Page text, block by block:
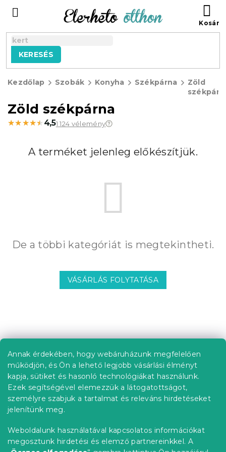
Annak érdekében, hogy webáruházunk megfelelően
működjön, és Ön a lehető legjobb vásárlási élményt
kapja, sütiket és hasonló technológiákat használunk.
Ezek segítségével elemezzük a látogatottságot,
személyre szabjuk a tartalmat és releváns hirdetéseket
jelenítünk meg.
Weboldalunk használatával kapcsolatos információkat
megosztunk hirdetési és elemző partnereinkkel. A
tartalomhoz
KERESÉS
Kezdőlap Szobák Konyha Székpárna
Zöld
Zöld székpárna
★★★★★
★★★★★ 4,51 124 vélemény
A terméket jelenleg előkészítjük.
De a többi kategóriát is megtekintheti.
VÁSÁRLÁS FOLYTATÁSA
á
Információ az Ön számára
Rendelés követése
Szállítási lehetőségek
Fizetési lehetőségek
Reklamáció és áruvisszaküldés
Elérhetőség
Általános szerződési feltételek